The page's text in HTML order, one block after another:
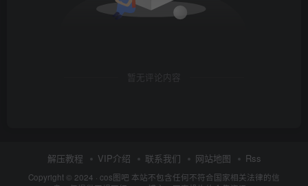
暂无评论内容
解压教程 VIP介绍 联系我们 网站地图 Rss
Copyright © 2024 · cos图吧 本站不包含任何不符合国家相关法律的信